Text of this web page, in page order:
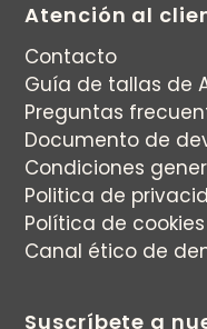
Atención al
Contacto
Guía de tallas de
Preguntas
Documento de
Condiciones
Politica de
Política de cookies
Canal ético de
Suscríbete a